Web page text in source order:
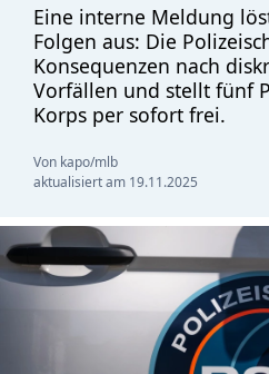
Eine interne Meldung
Folgen aus: Die
Konsequenzen nach
Vorfällen und stellt fünf
Korps per sofort frei.
Von kapo/mlb
aktualisiert am 19.11.2025